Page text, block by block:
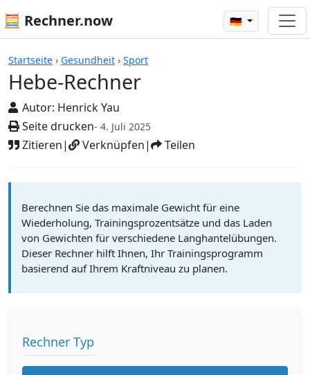
🧮 Rechner.now 🇩🇪
Startseite › Gesundheit › Sport
Hebe-Rechner
Autor: Henrick Yau
Seite drucken- 4. Juli 2025
Zitieren| Verknüpfen| Teilen
Rechner
Berechnen Sie das maximale Gewicht für eine
Wiederholung, Trainingsprozentsätze und das Laden
von Gewichten für verschiedene Langhantelübungen.
Dieser Rechner hilft Ihnen, Ihr Trainingsprogramm
basierend auf Ihrem Kraftniveau zu planen.
Rechner Typ